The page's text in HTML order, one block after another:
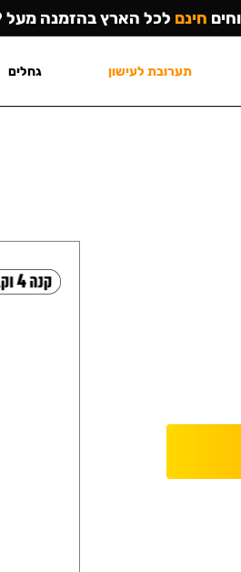
חינם לכל הארץ בהזמנה מעל ₪449
תערובת לעישון גחלים